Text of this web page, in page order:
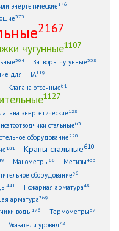
энергетические146
373
2167
чугунные1107
304 Затворы чугунные338
для ТПА119
Клапана отсечные61
1127
энергетические128
стальные63
оборудование220
181 Краны стальные610
Манометры88 Метизы433
оборудование96
441 Пожарная арматура48
арматура369
воды176 Термометры 57
Указатели уровня72